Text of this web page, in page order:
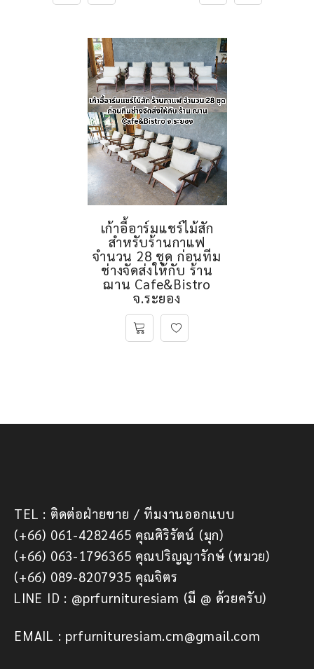
เก้าอี้อาร์มแชร์ไม้สัก
สำหรับร้านกาแฟ
จำนวน 28 ชุด ก่อนทีม
ช่างจัดส่งให้กับ ร้าน
ฌาน Cafe&Bistro
จ.ระยอง
TEL : ติดต่อฝ่ายขาย / ทีมงานออกแบบ
(+66) 061-4282465 คุณศิริรัตน์ (มุก)
(+66) 063-1796365 คุณปริญญารักษ์ (หมวย)
(+66) 089-8207935 คุณจิตร
LINE ID : @prfurnituresiam (มี @ ด้วยครับ)
EMAIL : prfurnituresiam.cm@gmail.com